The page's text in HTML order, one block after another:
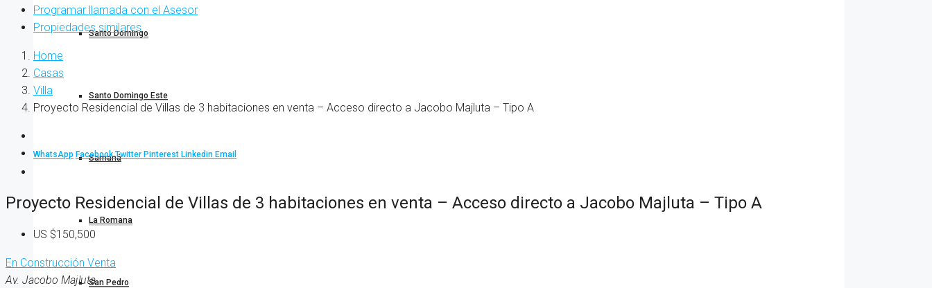
Santo Domingo
Santo Domingo Este
Samaná
La Romana
San Pedro
Programar llamada con el Asesor
Propiedades similares
Home
Casas
Villa
Proyecto Residencial de Villas de 3 habitaciones en venta – Acceso directo a Jacobo Majluta – Tipo A
WhatsApp FacebookTwitter Pinterest Linkedin Email
Proyecto Residencial de Villas de 3 habitaciones en venta – Acceso directo a Jacobo Majluta – Tipo A
US $150,500
En Construcción Venta
Av. Jacobo Majluta